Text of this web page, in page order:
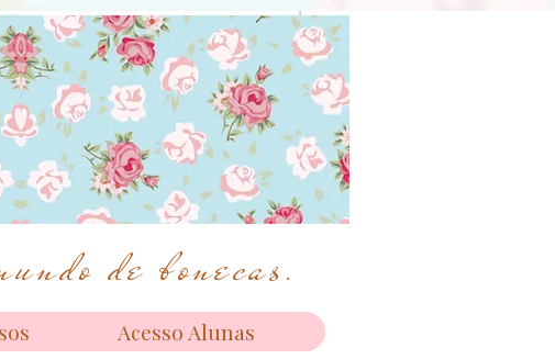
de bonecas.
Acesso Alunas